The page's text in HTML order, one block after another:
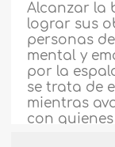
Alcanzar la
lograr sus
personas
mental y
por la
se trata de
mientras
con